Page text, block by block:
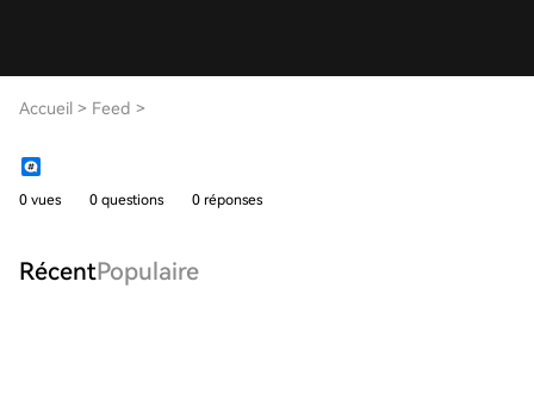
Accueil > Feed >
0 vues 0 questions 0 réponses
RécentPopulaire